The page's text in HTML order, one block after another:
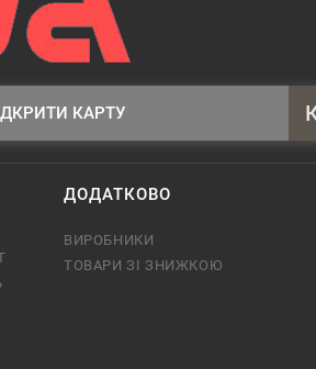
КАРТУ
ДОДАТКОВО
ВИРОБНИКИ
ТОВАРИ ЗІ ЗНИЖКОЮ